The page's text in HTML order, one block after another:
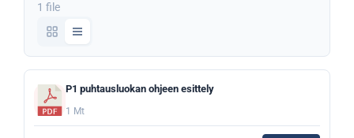
1 file
P1 puhtausluokan ohjeen esittely
1 Mt